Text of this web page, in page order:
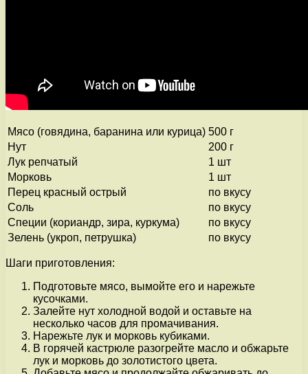
Мясо (говядина, баранина или курица) 500 г
Нут
200 г
Лук репчатый
1 шт
Морковь
1 шт
Перец красный острый
по вкусу
Соль
по вкусу
Специи (кориандр, зира, куркума)
по вкусу
Зелень (укроп, петрушка)
по вкусу
Шаги приготовления:
Подготовьте мясо, вымойте его и нарежьте
кусочками.
Залейте нут холодной водой и оставьте на
несколько часов для промачивания.
Нарежьте лук и морковь кубиками.
В горячей кастрюле разогрейте масло и обжарьте
лук и морковь до золотистого цвета.